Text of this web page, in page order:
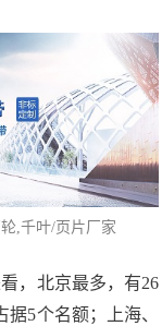
,千叶/页片厂家
，北京最多，有26
5个名额；上海、